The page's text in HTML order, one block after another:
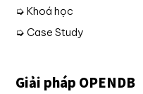
➭ Khoá học
➭ Case Study
Giải pháp OPENDB